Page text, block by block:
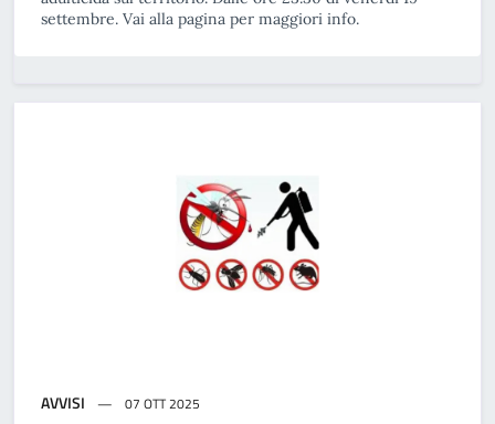
settembre. Vai alla pagina per maggiori info.
AVVISI 07 OTT 2025